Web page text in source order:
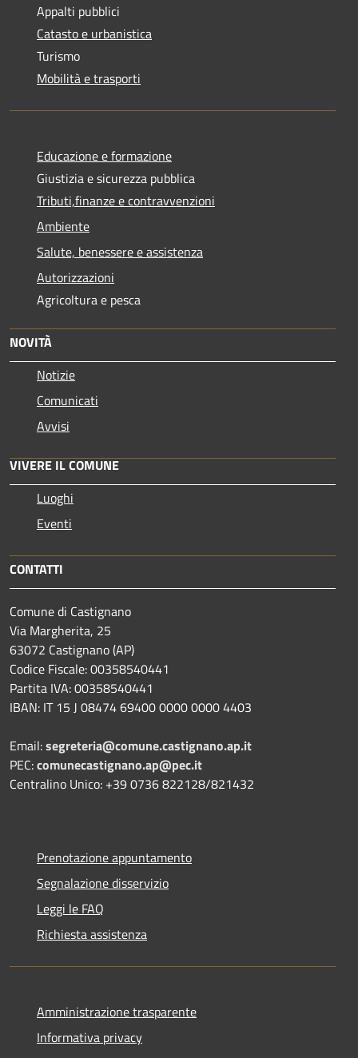
Appalti pubblici
Catasto e urbanistica
Turismo
Mobilità e trasporti
Educazione e formazione
Giustizia e sicurezza pubblica
Tributi,finanze e contravvenzioni
Ambiente
Salute, benessere e assistenza
Autorizzazioni
Agricoltura e pesca
NOVITÀ
Notizie
Comunicati
Avvisi
VIVERE IL COMUNE
Luoghi
Eventi
CONTATTI
Comune di Castignano
Via Margherita, 25
63072 Castignano (AP)
Codice Fiscale: 00358540441
Partita IVA: 00358540441
IBAN: IT 15 J 08474 69400 0000 0000 4403
Email:segreteria@comune.castignano.ap.it
PEC:comunecastignano.ap@pec.it
Centralino Unico: +39 0736 822128/821432
Prenotazione appuntamento
Segnalazione disservizio
Leggi le FAQ
Richiesta assistenza
Amministrazione trasparente
Informativa privacy